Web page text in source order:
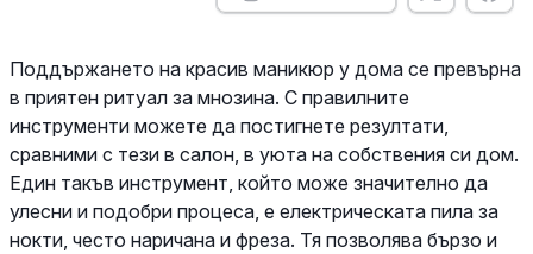
Поддържането на красив маникюр у дома се превърна
в приятен ритуал за мнозина. С правилните
инструменти можете да постигнете резултати,
сравними с тези в салон, в уюта на собствения си дом.
Един такъв инструмент, който може значително да
улесни и подобри процеса, е електрическата пила за
нокти, често наричана и фреза. Тя позволява бързо и